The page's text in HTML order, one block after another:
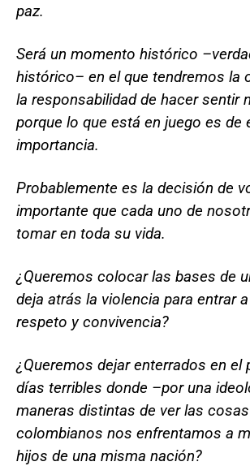
paz.
Será un momento histórico
histórico– en el que tendremos la
la responsabilidad de hacer sentir
porque lo que está en juego es de
importancia.
Probablemente es la decisión de
importante que cada uno de
tomar en toda su vida.
¿Queremos colocar las bases de
deja atrás la violencia para entrar
respeto y convivencia?
¿Queremos dejar enterrados en el
días terribles donde –por una
maneras distintas de ver las
colombianos nos enfrentamos a
hijos de una misma nación?